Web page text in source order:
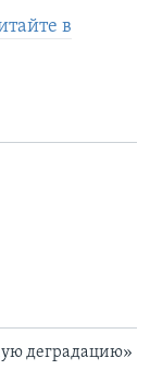
в
деградацию»